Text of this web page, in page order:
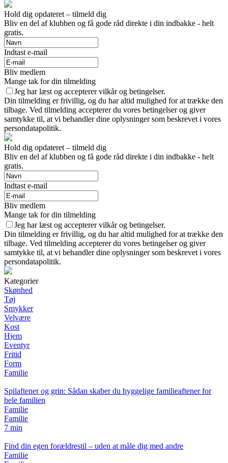
Hold dig opdateret – tilmeld dig
Bliv en del af klubben og få gode råd direkte i din indbakke - helt
gratis.
Indtast e-mail
Bliv medlem
Mange tak for din tilmelding
Jeg har læst og accepterer vilkår og betingelser.
Din tilmelding er frivillig, og du har altid mulighed for at trække den
tilbage. Ved tilmelding accepterer du vores betingelser og giver
samtykke til, at vi behandler dine oplysninger som beskrevet i vores
persondatapolitik.
Hold dig opdateret – tilmeld dig
Bliv en del af klubben og få gode råd direkte i din indbakke - helt
gratis.
Indtast e-mail
Bliv medlem
Mange tak for din tilmelding
Jeg har læst og accepterer vilkår og betingelser.
Din tilmelding er frivillig, og du har altid mulighed for at trække den
tilbage. Ved tilmelding accepterer du vores betingelser og giver
samtykke til, at vi behandler dine oplysninger som beskrevet i vores
persondatapolitik.
Kategorier
Skønhed
Tøj
Smykker
Velvære
Kost
Hjem
Eventyr
Fritid
Form
Familie
Spilaftener og grin: Sådan skaber du hyggelige familieaftener for
hele familien
Familie
Familie
7 min
Find din egen forældrestil – uden at måle dig med andre
Familie